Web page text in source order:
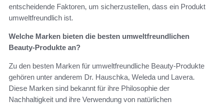
entscheidende Faktoren, um sicherzustellen, dass ein Produkt
umweltfreundlich ist.
Welche Marken bieten die besten umweltfreundlichen
Beauty-Produkte an?
Zu den besten Marken für umweltfreundliche Beauty-Produkte
gehören unter anderem Dr. Hauschka, Weleda und Lavera.
Diese Marken sind bekannt für ihre Philosophie der
Nachhaltigkeit und ihre Verwendung von natürlichen